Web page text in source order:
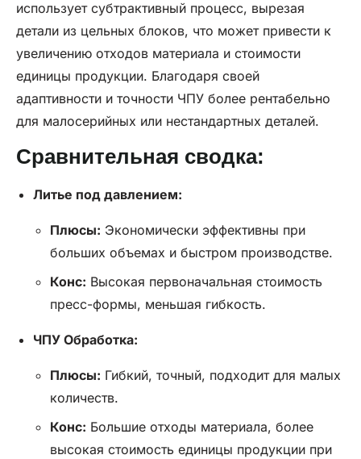
использует субтрактивный процесс, вырезая
детали из цельных блоков, что может привести к
увеличению отходов материала и стоимости
единицы продукции. Благодаря своей
адаптивности и точности ЧПУ более рентабельно
для малосерийных или нестандартных деталей.
Сравнительная сводка:
Литье под давлением:
Плюсы: Экономически эффективны при
больших объемах и быстром производстве.
Конс: Высокая первоначальная стоимость
пресс-формы, меньшая гибкость.
ЧПУОбработка:
Плюсы: Гибкий, точный, подходит для малых
количеств.
Конс: Большие отходы материала, более
высокая стоимость единицы продукции при